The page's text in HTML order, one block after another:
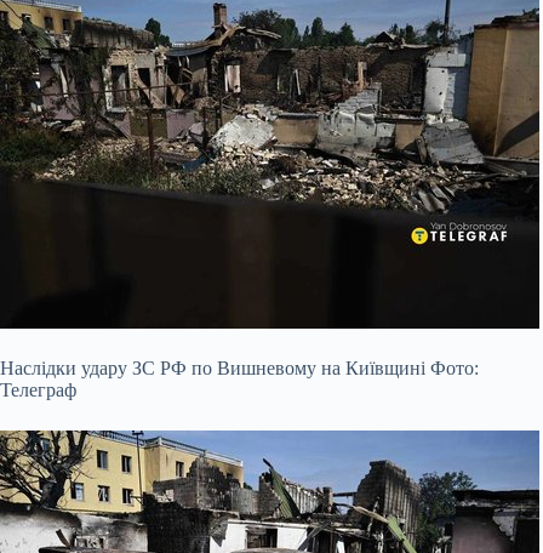
Наслідки удару ЗС РФ по Вишневому на Київщині Фото:
Телеграф